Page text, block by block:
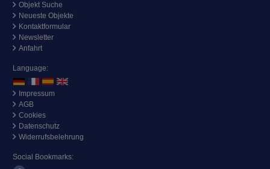
Objekt Suche
Neueste Objekte
Kontaktformular
Newsletter
Anfahrt
Language:
Impressum
AGB
Cookies
Datenschutz
Widerrufsbelehrung
Social Bookmarks: